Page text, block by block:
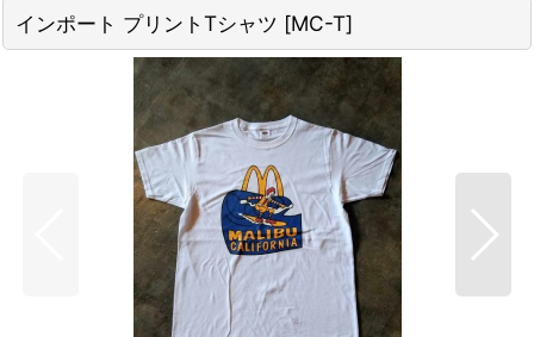
インポート プリントTシャツ [MC-T]